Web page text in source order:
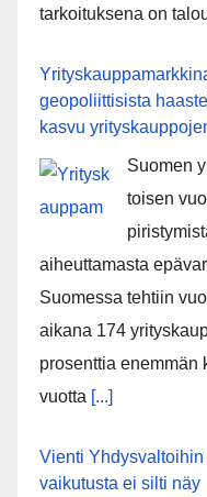
tarkoituksena on
geopoliittisista
kasvu
Suomen
toisen
aiheuttamasta
Suomessa tehtiin
aikana 174
prosenttia enemmän
vuotta [...]
Vienti
vaikutusta ei silti näy